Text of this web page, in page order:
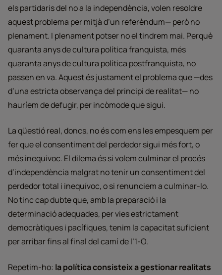
els partidaris del no a la independència, volen resoldre
aquest problema per mitjà d’un referèndum— però no
plenament. I plenament potser no el tindrem mai. Perquè
quaranta anys de cultura política franquista, més
quaranta anys de cultura política postfranquista, no
passen en va. Aquest és justament el problema que —des
d’una estricta observança del principi de realitat— no
hauríem de defugir, per incòmode que sigui.
La qüestió real, doncs, no és com ens les empesquem per
fer que el consentiment del perdedor sigui més fort, o
més inequívoc. El dilema és si volem culminar el procés
d’independència malgrat no tenir un consentiment del
perdedor total i inequívoc, o si renunciem a culminar-lo.
No tinc cap dubte que, amb la preparació i la
determinació adequades, per vies estrictament
democràtiques i pacífiques, tenim la capacitat suficient
per arribar fins al final del camí de l’1-O.
Repetim-ho: la política consisteix a gestionar realitats